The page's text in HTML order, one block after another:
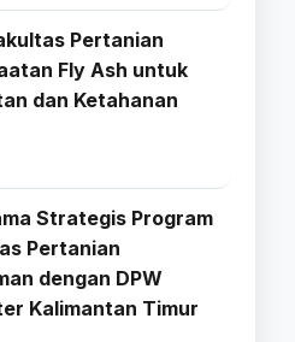
Pertanian
Fly Ash untuk
dan Ketahanan
Strategis Program
Pertanian
dengan DPW
Kalimantan Timur